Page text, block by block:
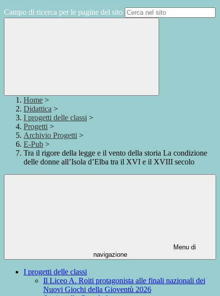
Campo di ricerca per le pagine del sito
Home >
Didattica >
I progetti delle classi >
Progetti >
Archivio Progetti >
E-Pub >
Tra il rigore della legge e il vento della storia La condizione
delle donne all’Isola d’Elba tra il XVI e il XVIII secolo
Menu di
navigazione
I progetti delle classi
Il Liceo A. Roiti protagonista alle finali nazionali dei
Nuovi Giochi della Gioventù 2026